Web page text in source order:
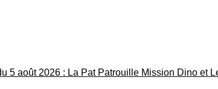
5 août 2026 : La Pat Patrouille Mission Dino et